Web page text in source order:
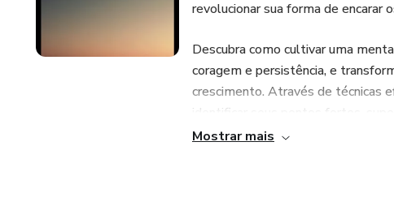
revolucionar sua forma de encarar
Descubra como cultivar uma
coragem e persistência, e
crescimento. Através de técnicas
identificar seus pontos fortes,
personalizado para alcançar o tão
Mostrar mais